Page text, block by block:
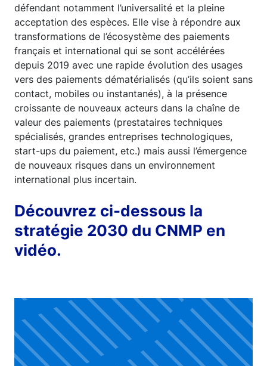
défendant notamment l’universalité et la pleine
acceptation des espèces. Elle vise à répondre aux
transformations de l’écosystème des paiements
français et international qui se sont accélérées
depuis 2019 avec une rapide évolution des usages
vers des paiements dématérialisés (qu’ils soient sans
contact, mobiles ou instantanés), à la présence
croissante de nouveaux acteurs dans la chaîne de
valeur des paiements (prestataires techniques
spécialisés, grandes entreprises technologiques,
start-ups du paiement, etc.) mais aussi l’émergence
de nouveaux risques dans un environnement
international plus incertain.
Découvrez ci-dessous la
stratégie 2030 du CNMP en
vidéo.